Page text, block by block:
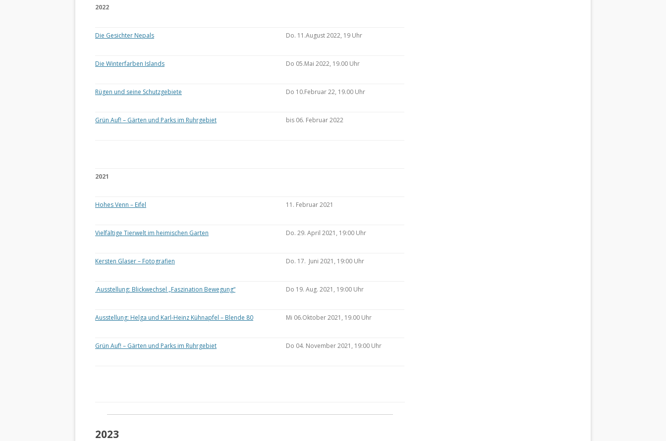
2022
Die Gesichter Nepals Do. 11.August 2022, 19 Uhr
Die Winterfarben Islands Do 05.Mai 2022, 19.00 Uhr
Rügen und seine Schutzgebiete Do 10.Februar 22, 19.00 Uhr
Grün Auf! – Gärten und Parks im Ruhrgebiet bis 06. Februar 2022
2021
Hohes Venn – Eifel 11. Februar 2021
Vielfältige Tierwelt im heimischen Garten Do. 29. April 2021, 19:00 Uhr
Kersten Glaser – Fotografien Do. 17. Juni 2021, 19:00 Uhr
Ausstellung: Blickwechsel „Faszination Bewegung“ Do 19. Aug. 2021, 19:00 Uhr
Ausstellung: Helga und Karl-Heinz Kühnapfel – Blende 80 Mi 06.Oktober 2021, 19.00 Uhr
Grün Auf! – Gärten und Parks im Ruhrgebiet Do 04. November 2021, 19:00 Uhr
2023